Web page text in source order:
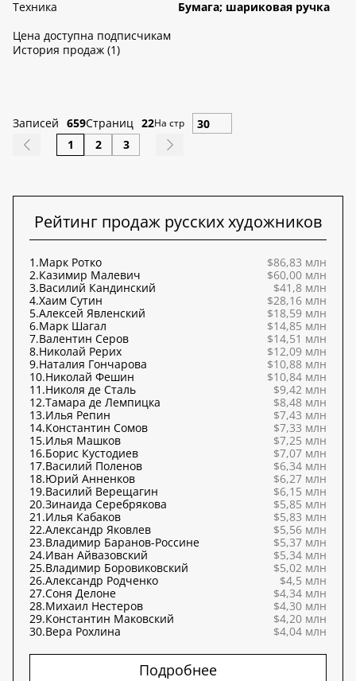
Техника
Бумага; шариковая ручка
Цена доступна подписчикам
История продаж (1)
Записей 659Страниц 22На стр
1 2 3
Рейтинг продаж русских художников
1.Марк Ротко
$86,83 млн
2.Казимир Малевич
$60,00 млн
3.Василий Кандинский
$41,8 млн
4.Хаим Сутин
$28,16 млн
5.Алексей Явленский
$18,59 млн
6.Марк Шагал
$14,85 млн
7.Валентин Серов
$14,51 млн
8.Николай Рерих
$12,09 млн
9.Наталия Гончарова
$10,88 млн
10.Николай Фешин
$10,84 млн
11.Николя де Сталь
$9,42 млн
12.Тамара де Лемпицка
$8,48 млн
13.Илья Репин
$7,43 млн
14.Константин Сомов
$7,33 млн
15.Илья Машков
$7,25 млн
16.Борис Кустодиев
$7,07 млн
17.Василий Поленов
$6,34 млн
18.Юрий Анненков
$6,27 млн
19.Василий Верещагин
$6,15 млн
20.Зинаида Серебрякова
$5,85 млн
21.Илья Кабаков
$5,83 млн
22.Александр Яковлев
$5,56 млн
23.Владимир Баранов-Россине
$5,37 млн
24.Иван Айвазовский
$5,34 млн
25.Владимир Боровиковский
$5,02 млн
26.Александр Родченко
$4,5 млн
27.Соня Делоне
$4,34 млн
28.Михаил Нестеров
$4,30 млн
29.Константин Маковский
$4,20 млн
30.Вера Рохлина $4,04 млн
Подробнее